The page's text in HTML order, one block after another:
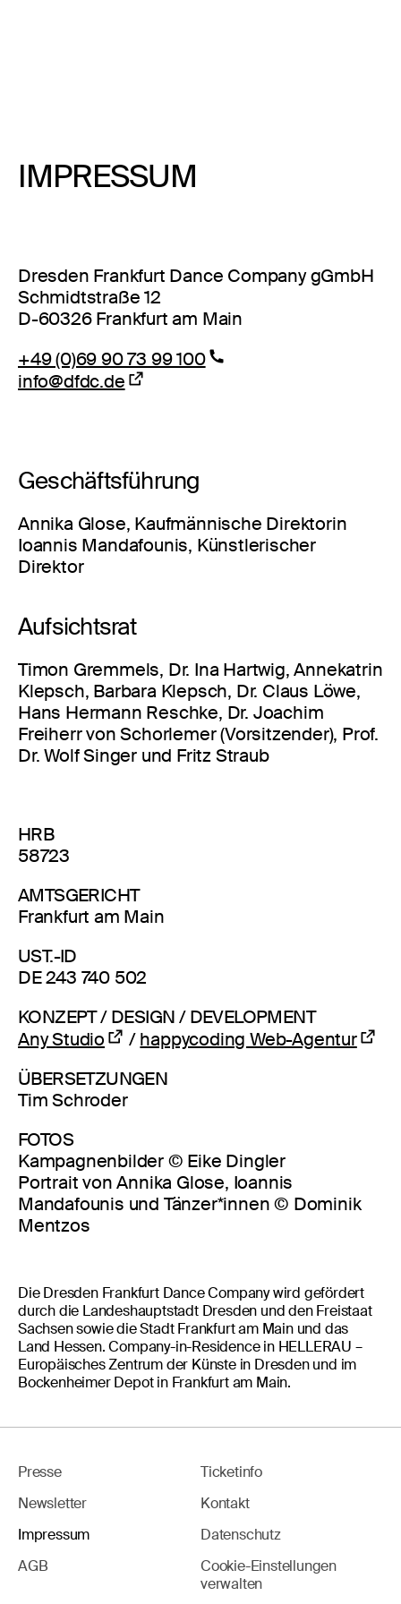
IMPRESSUM
Dresden Frankfurt Dance Company gGmbH
Schmidtstraße 12
D-60326 Frankfurt am Main
+49 (0)69 90 73 99 100
info@dfdc.de
Geschäftsführung
Annika Glose, Kaufmännische Direktorin
Ioannis Mandafounis, Künstlerischer
Direktor
Aufsichtsrat
Timon Gremmels, Dr. Ina Hartwig, Annekatrin
Klepsch, Barbara Klepsch, Dr. Claus Löwe,
Hans Hermann Reschke, Dr. Joachim
Freiherr von Schorlemer (Vorsitzender), Prof.
Dr. Wolf Singer und Fritz Straub
HRB
58723
AMTSGERICHT
Frankfurt am Main
UST.-ID
DE 243 740 502
KONZEPT / DESIGN / DEVELOPMENT
Any Studio
/happycoding Web-Agentur
ÜBERSETZUNGEN
Tim Schroder
FOTOS
Kampagnenbilder © Eike Dingler
Portrait von Annika Glose, Ioannis
Mandafounis und Tänzer*innen © Dominik
Mentzos
Die Dresden Frankfurt Dance Company wird gefördert
durch die Landeshauptstadt Dresden und den Freistaat
Sachsen sowie die Stadt Frankfurt am Main und das
Land Hessen. Company-in-Residence in HELLERAU –
Europäisches Zentrum der Künste in Dresden und im
Bockenheimer Depot in Frankfurt am Main.
Presse
Ticketinfo
Newsletter
Kontakt
Impressum
Datenschutz
AGB
Cookie-Einstellungen
verwalten